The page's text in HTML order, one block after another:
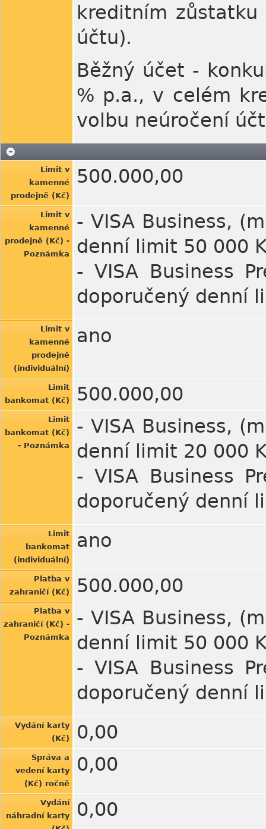
kreditním
účtu).
Běžný účet -
% p.a., v celém
volbu neúročení
Limit v
kamenné
prodejně (Kč)
500.000,00
Limit v
kamenné
prodejně (Kč) -
Poznámka
- VISA Business,
denní limit 50 000
- VISA Business
doporučený denní
Limit v
kamenné
prodejně
(individuální)
ano
Limit
bankomat (Kč)
500.000,00
Limit
bankomat (Kč)
- Poznámka
- VISA Business,
denní limit 20 000
- VISA Business
doporučený denní
Limit
bankomat
(individuální)
ano
Platba v
zahraničí (Kč)
500.000,00
Platba v
zahraničí (Kč) -
Poznámka
- VISA Business,
denní limit 50 000
- VISA Business
doporučený denní
Vydání karty
(Kč)
0,00
Správa a
vedení karty
(Kč) ročně
0,00
Vydání
náhradní karty
0,00